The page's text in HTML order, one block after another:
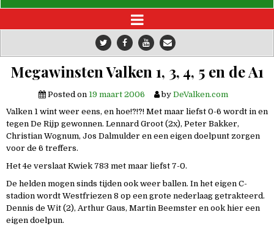
Megawinsten Valken 1, 3, 4, 5 en de A1
Posted on 19 maart 2006 by DeValken.com
Valken 1 wint weer eens, en hoe!?!?! Met maar liefst 0-6 wordt in en
tegen De Rijp gewonnen. Lennard Groot (2x), Peter Bakker,
Christian Wognum, Jos Dalmulder en een eigen doelpunt zorgen
voor de 6 treffers.
Het 4e verslaat Kwiek 783 met maar liefst 7-0.
De helden mogen sinds tijden ook weer ballen. In het eigen C-
stadion wordt Westfriezen 8 op een grote nederlaag getrakteerd.
Dennis de Wit (2), Arthur Gaus, Martin Beemster en ook hier een
eigen doelpun.